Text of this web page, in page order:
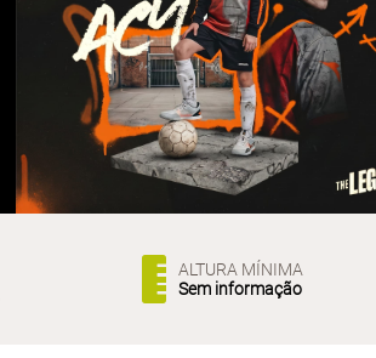
ALTURA MÍNIMA
Sem informação